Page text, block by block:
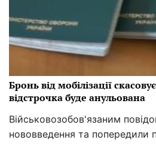
Бронь від мобілізації
відстрочка буде анульована
Військовозобов'язаним
нововведення та попередили